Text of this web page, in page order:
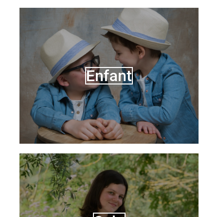
Enfant